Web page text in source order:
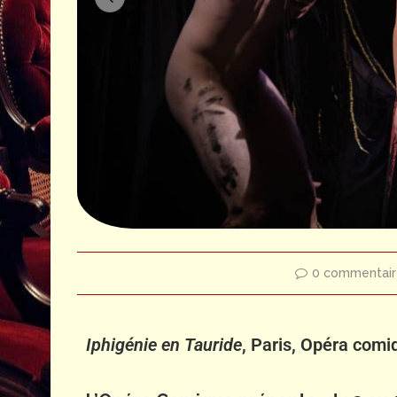
© S. Brion
0
Iphigénie en Tauride, Paris, Opéra